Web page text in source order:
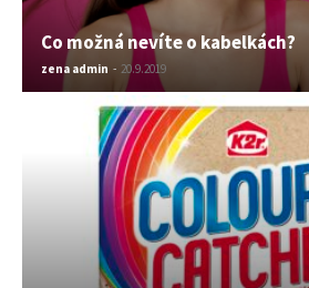
Co možná nevíte o kabelkách?
zena admin - 20.9.2019